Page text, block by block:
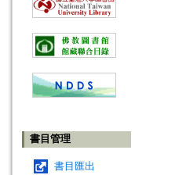
書目管理
書目匯出